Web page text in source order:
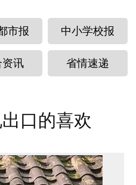
市报 中小学校报
资讯 省情速递
口的喜欢